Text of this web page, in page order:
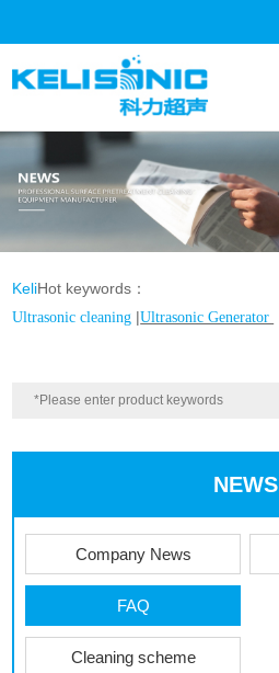
KeliHot keywords：
Ultrasonic cleaning |Ultrasonic Generator
NEWS
Company News
FAQ
Cleaning scheme